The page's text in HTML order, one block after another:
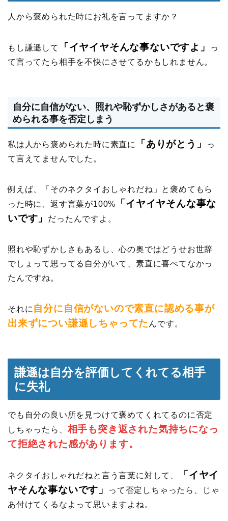
人から褒められた時にお礼を言ってますか？
もし謙遜して 「イヤイヤそんな事ないですよ」
っ
て言ってたら相手を不快にさせてるかもしれません。
自分に自信がない、照れや恥ずかしさがあると褒
められる事を否定しまう
私は人から褒められた時に素直に 「ありがとう」
っ
て言えてませんでした。
例えば、「そのネクタイおしゃれだね」と褒めてもら
った時に、返す言葉が100%
「イヤイヤそんな事な
いです」
だったんですよ。
照れや恥ずかしさもあるし、心の奥ではどうせお世辞
でしょって思ってる自分がいて、素直に喜べてなかっ
たんですね。
それに 自分に自信がないので素直に認める事が
出来ずについ謙遜しちゃってた んです。
謙遜は自分を評価してくれてる相手
に失礼
でも自分の良い所を見つけて褒めてくれてるのに否定
しちゃったら、 相手も突き返された気持ちになっ
て拒絶された感があります。
ネクタイおしゃれだねと言う言葉に対して、
「イヤイ
ヤそんな事ないです」
って否定しちゃったら、じゃ
あ付けてくるなよって思いますよね。